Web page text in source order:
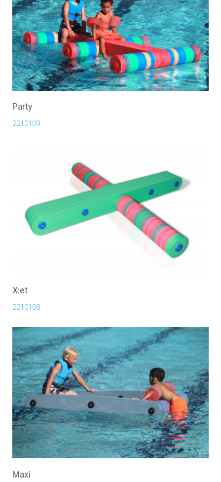
Party
2210109
X:et
2210108
Maxi